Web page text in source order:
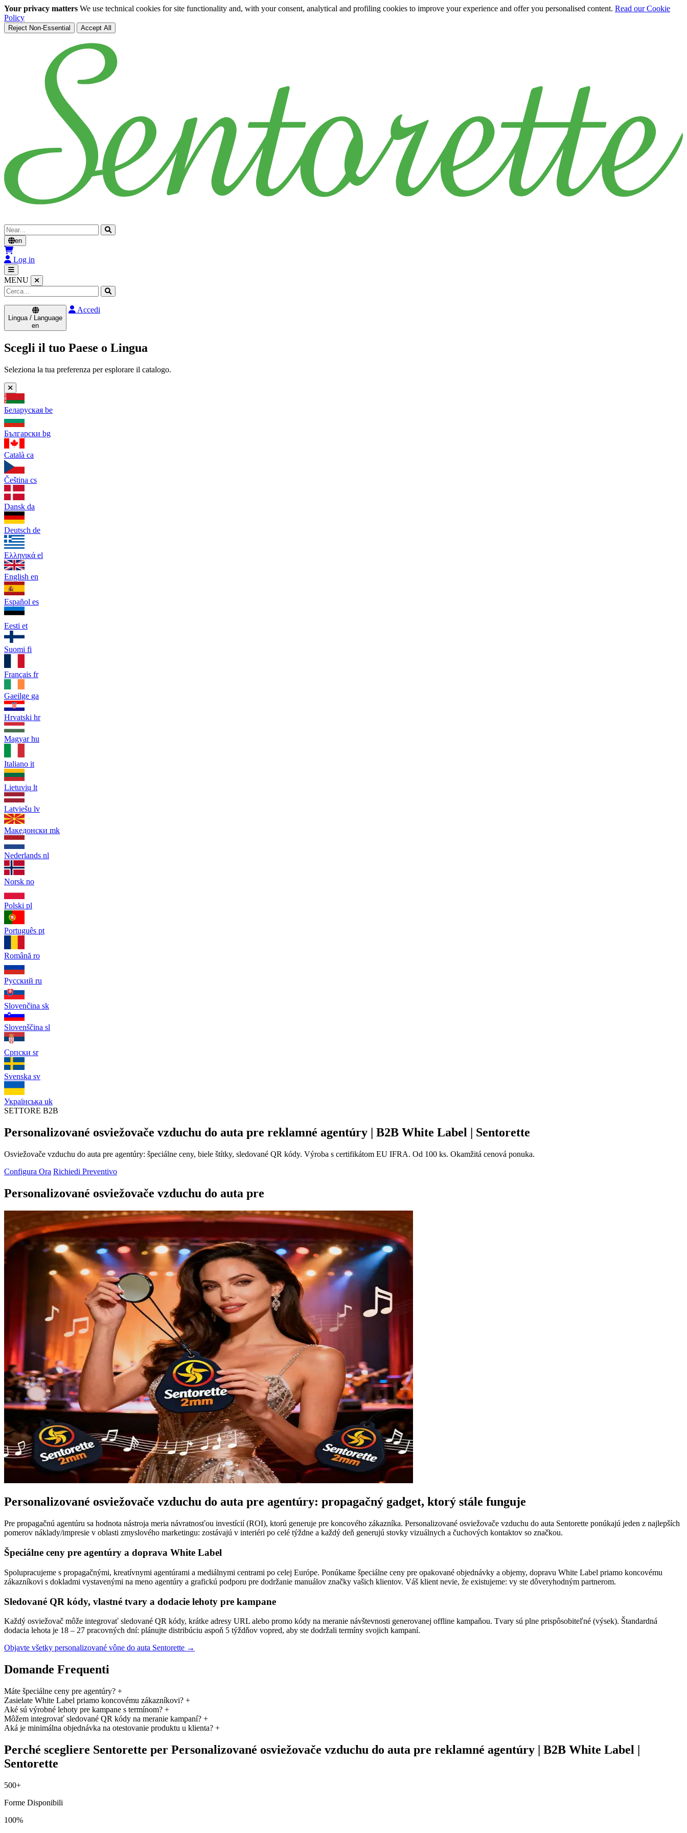
Your privacy matters We use technical cookies for site functionality and, with your consent, analytical and profiling cookies to improve your experience and offer you personalised content. Read our Cookie
Policy
Reject Non-Essential Accept All
Cerca
en
Log in
MENU
Lingua / Language
en
Accedi
Scegli il tuo Paese o Lingua
Seleziona la tua preferenza per esplorare il catalogo.
Беларуская be
Български bg
Català ca
Čeština cs
Dansk da
Deutsch de
Ελληνικά el
English en
Español es
Eesti et
Suomi fi
Français fr
Gaeilge ga
Hrvatski hr
Magyar hu
Italiano it
Lietuvių lt
Latviešu lv
Македонски mk
Nederlands nl
Norsk no
Polski pl
Português pt
Română ro
Русский ru
Slovenčina sk
Slovenščina sl
Српски sr
Svenska sv
Українська uk
SETTORE B2B
Personalizované osviežovače vzduchu do auta pre reklamné agentúry | B2B White Label | Sentorette
Osviežovače vzduchu do auta pre agentúry: špeciálne ceny, biele štítky, sledované QR kódy. Výroba s certifikátom EU IFRA. Od 100 ks. Okamžitá cenová ponuka.
Configura Ora Richiedi Preventivo
Personalizované osviežovače vzduchu do auta pre
Personalizované osviežovače vzduchu do auta pre agentúry: propagačný gadget, ktorý stále funguje
Pre propagačnú agentúru sa hodnota nástroja meria návratnosťou investícií (ROI), ktorú generuje pre koncového zákazníka. Personalizované osviežovače vzduchu do auta Sentorette ponúkajú jeden z najlepších
pomerov náklady/impresie v oblasti zmyslového marketingu: zostávajú v interiéri po celé týždne a každý deň generujú stovky vizuálnych a čuchových kontaktov so značkou.
Špeciálne ceny pre agentúry a doprava White Label
Spolupracujeme s propagačnými, kreatívnymi agentúrami a mediálnymi centrami po celej Európe. Ponúkame špeciálne ceny pre opakované objednávky a objemy, dopravu White Label priamo koncovému
zákazníkovi s dokladmi vystavenými na meno agentúry a grafickú podporu pre dodržanie manuálov značky vašich klientov. Váš klient nevie, že existujeme: vy ste dôveryhodným partnerom.
Sledované QR kódy, vlastné tvary a dodacie lehoty pre kampane
Každý osviežovač môže integrovať sledované QR kódy, krátke adresy URL alebo promo kódy na meranie návštevnosti generovanej offline kampaňou. Tvary sú plne prispôsobiteľné (výsek). Štandardná
dodacia lehota je 18 – 27 pracovných dní: plánujte distribúciu aspoň 5 týždňov vopred, aby ste dodržali termíny svojich kampaní.
Objavte všetky personalizované vône do auta Sentorette →
Domande Frequenti
Máte špeciálne ceny pre agentúry? +
Zasielate White Label priamo koncovému zákazníkovi? +
Aké sú výrobné lehoty pre kampane s termínom? +
Môžem integrovať sledované QR kódy na meranie kampaní? +
Aká je minimálna objednávka na otestovanie produktu u klienta? +
Perché scegliere Sentorette per Personalizované osviežovače vzduchu do auta pre reklamné agentúry | B2B White Label |
Sentorette
500+
Forme Disponibili
100%